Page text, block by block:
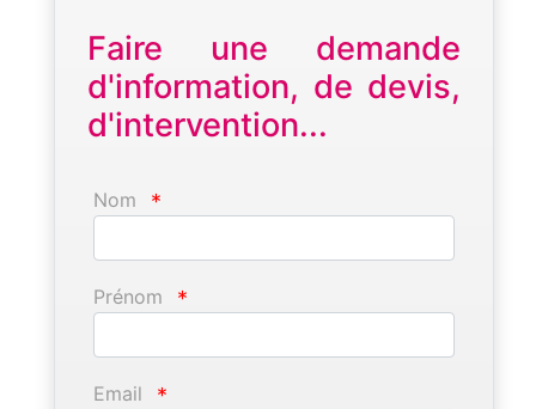
Faire une demande
d'information, de devis,
d'intervention...
Nom *
Prénom *
Email *